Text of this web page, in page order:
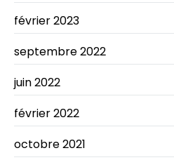
février 2023
septembre 2022
juin 2022
février 2022
octobre 2021